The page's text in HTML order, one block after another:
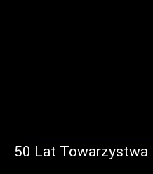
50 Lat Towarzystwa